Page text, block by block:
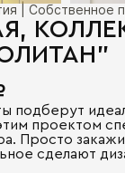
| Собственное
подберут
проектом
Просто
сделают